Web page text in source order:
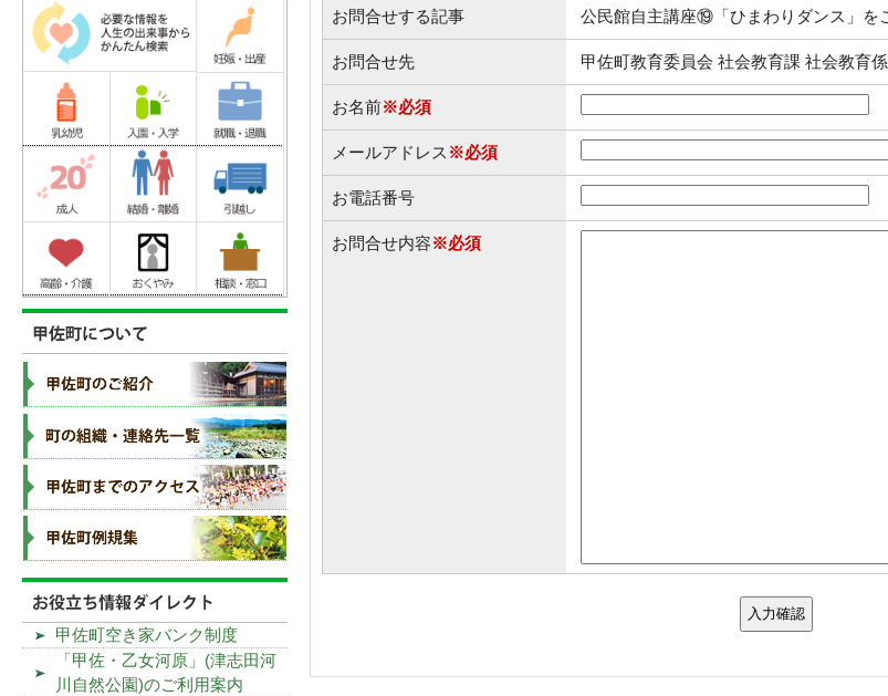
お問合せする記事 公民館自主講座⑲「ひまわりダンス」を
お問合せ先 甲佐町教育委員会 社会教育課 社会教育係
お名前※必須
メールアドレス ※必須
お電話番号
お問合せ内容※必須
甲佐町空き家バンク制度
「甲佐・乙女河原」(津志田河
川自然公園)のご利用案内